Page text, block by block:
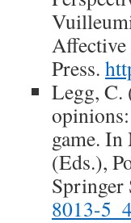
Affective
Press.
Legg, C.
game.
(Eds.),
Springer
8013-5_4